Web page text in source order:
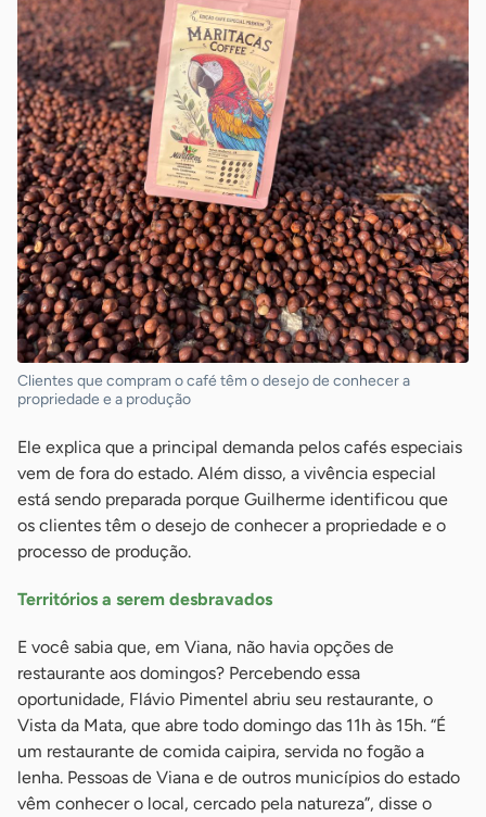
Clientes que compram o café têm o desejo de conhecer a
propriedade e a produção
Ele explica que a principal demanda pelos cafés especiais
vem de fora do estado. Além disso, a vivência especial
está sendo preparada porque Guilherme identificou que
os clientes têm o desejo de conhecer a propriedade e o
processo de produção.
Territórios a serem desbravados
E você sabia que, em Viana, não havia opções de
restaurante aos domingos? Percebendo essa
oportunidade, Flávio Pimentel abriu seu restaurante, o
Vista da Mata, que abre todo domingo das 11h às 15h. “É
um restaurante de comida caipira, servida no fogão a
lenha. Pessoas de Viana e de outros municípios do estado
vêm conhecer o local, cercado pela natureza”, disse o